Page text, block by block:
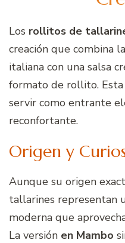
Los rollitos de
creación que combina
italiana con una salsa
formato de rollito.
servir como entrante
reconfortante.
Origen y
Aunque su origen
tallarines representan
moderna que
La versión en Mambo